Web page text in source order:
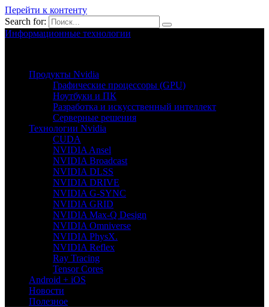
Перейти к контенту
Search for:
Информационные технологии
Продукты Nvidia
Графические процессоры (GPU)
Ноутбуки и ПК
Разработка и искусственный интеллект
Серверные решения
Технологии Nvidia
CUDA
NVIDIA Ansel
NVIDIA Broadcast
NVIDIA DLSS
NVIDIA DRIVE
NVIDIA G-SYNC
NVIDIA GRID
NVIDIA Max-Q Design
NVIDIA Omniverse
NVIDIA PhysX.
NVIDIA Reflex
Ray Tracing
Tensor Cores
Android + iOS
Новости
Полезное